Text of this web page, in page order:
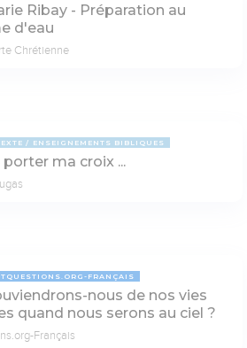
Ribay - Préparation au
d'eau
Chrétienne
ENSEIGNEMENTS BIBLIQUES
porter ma croix ...
FRANÇAIS
nous de nos vies
quand nous serons au ciel ?
Français